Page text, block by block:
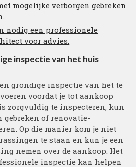
mogelijke verborgen gebreken
nodig een professionele
voor advies.
inspectie van het huis
grondige inspectie van het te
voordat je tot aankoop
zorgvuldig te inspecteren, kun
gebreken of renovatie-
Op die manier kom je niet
te staan en kun je een
nemen over de aankoop. Het
inspectie kan helpen